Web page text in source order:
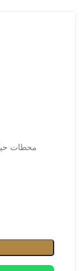
محطات